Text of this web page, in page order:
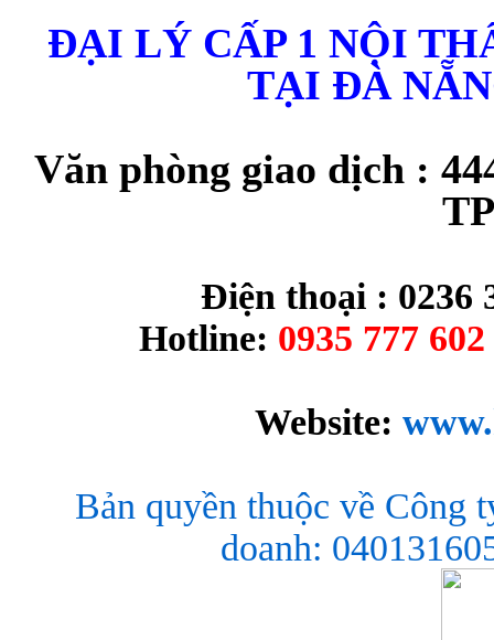
ĐẠI LÝ CẤP 1 NỘI
TẠI ĐÀ
Văn phòng giao dịch :
Điện thoại : 0236
Hotline: 0935 777
Website:
Bản quyền thuộc về Công
doanh: